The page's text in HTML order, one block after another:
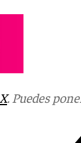
X. Puedes